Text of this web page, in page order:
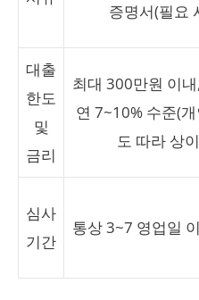
증명서(필요
대출
한도
및
금리
최대 300만원 이
연 7~10% 수준(
도 따라 상
심사
기간
통상 3~7 영업일